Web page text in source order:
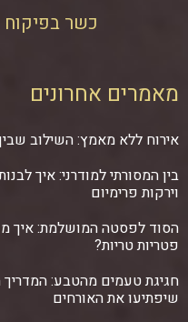
כשר בפיקוח
מאמרים אחרונים
אירוח ללא מאמץ: השילוב
בין המסורתי למודרני: איך
וירקות פרימיום
הסוד לפסטה המושלמת: איך
פטריות טריות?
חגיגת טעמים מהטבע: המדריך
שיפתיעו את האורחים